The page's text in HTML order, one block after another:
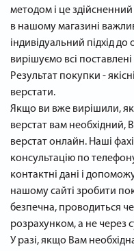
методом і це
в нашому магазині
індивідуальний підхід
вирішуємо всі
Результат покупки -
верстати.
Якщо ви вже вирішили,
верстат вам
верстат онлайн. Наші
консультацію по
контактні дані і
нашому сайті зробити
безпечна, проводиться
розрахунком, а не через
У разі, якщо Вам